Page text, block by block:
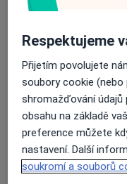
Dostupnost
Na této adrese
Co mám v takové
Způsoby platby
Na teto adrese
Detaily
Respektujeme
Přijetím povolujete
soubory cookie
shromažďování
obsahu na základě
preference můžete
nastavení. Další
soukromí a souborů